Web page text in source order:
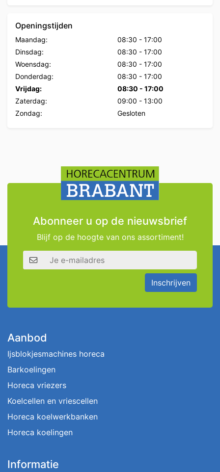
Openingstijden
Maandag: 08:30 - 17:00
Dinsdag:
08:30 - 17:00
Woensdag:
08:30 - 17:00
Donderdag:
08:30 - 17:00
Vrijdag:
08:30 - 17:00
Zaterdag:
09:00 - 13:00
Zondag:
Gesloten
Abonneer u op de nieuwsbrief
Blijf op de hoogte van ons assortiment!
E-mailadres
Inschrijven
Aanbod
Ijsblokjesmachines horeca
Barkoelingen
Horeca vriezers
Koelcellen en vriescellen
Horeca koelwerkbanken
Horeca koelingen
Informatie